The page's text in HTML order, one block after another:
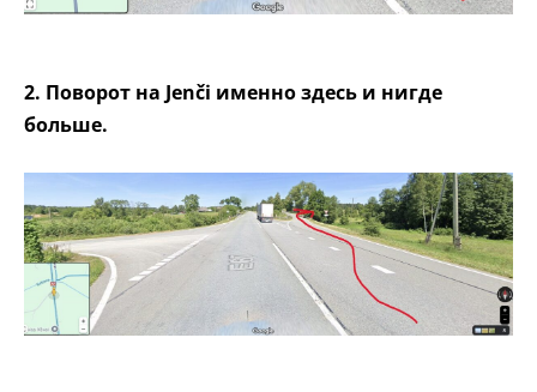
2. Поворот на Jenči именно здесь и нигде
больше.